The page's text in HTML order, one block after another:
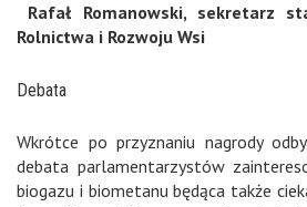
Rafał Romanowski, sekretarz
Rolnictwa i Rozwoju Wsi
Debata
Wkrótce po przyznaniu nagrody
debata parlamentarzystów
biogazu i biometanu będąca także